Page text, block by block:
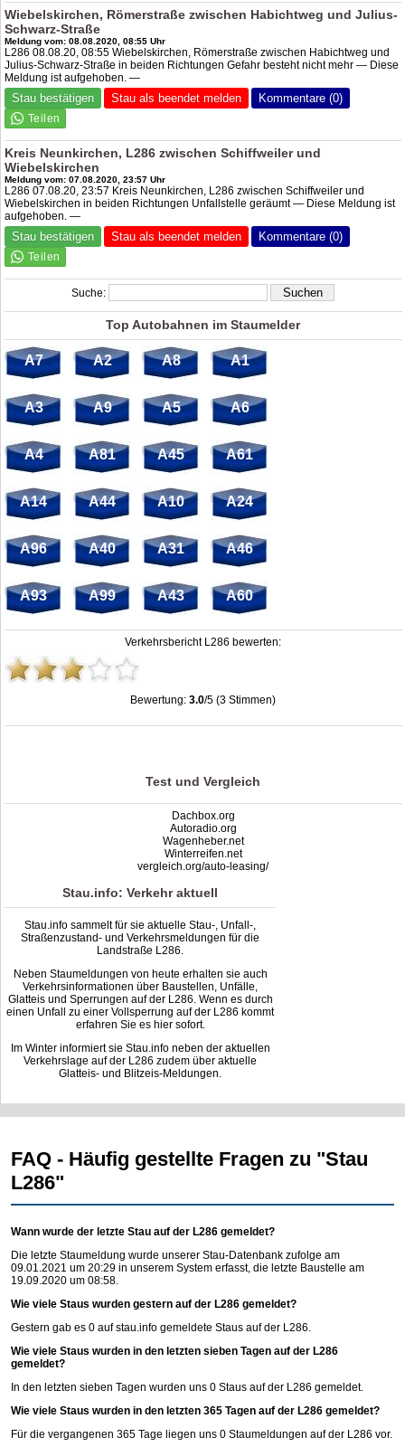
Wiebelskirchen, Römerstraße zwischen Habichtweg und Julius-
Schwarz-Straße
Meldung vom: 08.08.2020, 08:55 Uhr
L286 08.08.20, 08:55 Wiebelskirchen, Römerstraße zwischen Habichtweg und
Julius-Schwarz-Straße in beiden Richtungen Gefahr besteht nicht mehr — Diese
Meldung ist aufgehoben. —
Stau bestätigen Stau als beendet melden Kommentare (0)
Kreis Neunkirchen, L286 zwischen Schiffweiler und
Wiebelskirchen
Meldung vom: 07.08.2020, 23:57 Uhr
L286 07.08.20, 23:57 Kreis Neunkirchen, L286 zwischen Schiffweiler und
Wiebelskirchen in beiden Richtungen Unfallstelle geräumt — Diese Meldung ist
aufgehoben. —
Stau bestätigen Stau als beendet melden Kommentare (0)
Suche:
Top Autobahnen im Staumelder
A7 A2 A8 A1
A3 A9 A5 A6
A4 A81 A45 A61
A14 A44 A10 A24
A96 A40 A31 A46
A93 A99 A43 A60
Verkehrsbericht L286 bewerten:
Bewertung:3.0/5 (3 Stimmen)
Stau L286: Unfälle, Sperrung & Baustellen | Staumelder L286 ,3.0out of5based
Test und Vergleich
Dachbox.org
Autoradio.org
Wagenheber.net
Winterreifen.net
vergleich.org/auto-leasing/
Stau.info: Verkehr aktuell
Stau.info sammelt für sie aktuelle Stau-, Unfall-,
Straßenzustand- und Verkehrsmeldungen für die
Landstraße L286.
Neben Staumeldungen von heute erhalten sie auch
Verkehrsinformationen über Baustellen, Unfälle,
Glatteis und Sperrungen auf der L286. Wenn es durch
einen Unfall zu einer Vollsperrung auf der L286 kommt
erfahren Sie es hier sofort.
Im Winter informiert sie Stau.info neben der aktuellen
Verkehrslage auf der L286 zudem über aktuelle
Glatteis- und Blitzeis-Meldungen.
FAQ - Häufig gestellte Fragen zu "Stau
L286"
Wann wurde der letzte Stau auf der L286 gemeldet?
Die letzte Staumeldung wurde unserer Stau-Datenbank zufolge am
09.01.2021 um 20:29 in unserem System erfasst, die letzte Baustelle am
19.09.2020 um 08:58.
Wie viele Staus wurden gestern auf der L286 gemeldet?
Gestern gab es 0 aufstau.info gemeldete Staus auf der L286.
Wie viele Staus wurden in den letzten sieben Tagen auf der L286
gemeldet?
In den letzten sieben Tagen wurden uns 0 Staus auf der L286 gemeldet.
Wie viele Staus wurden in den letzten 365 Tagen auf der L286 gemeldet?
Für die vergangenen 365 Tage liegen uns 0 Staumeldungen auf der L286 vor.